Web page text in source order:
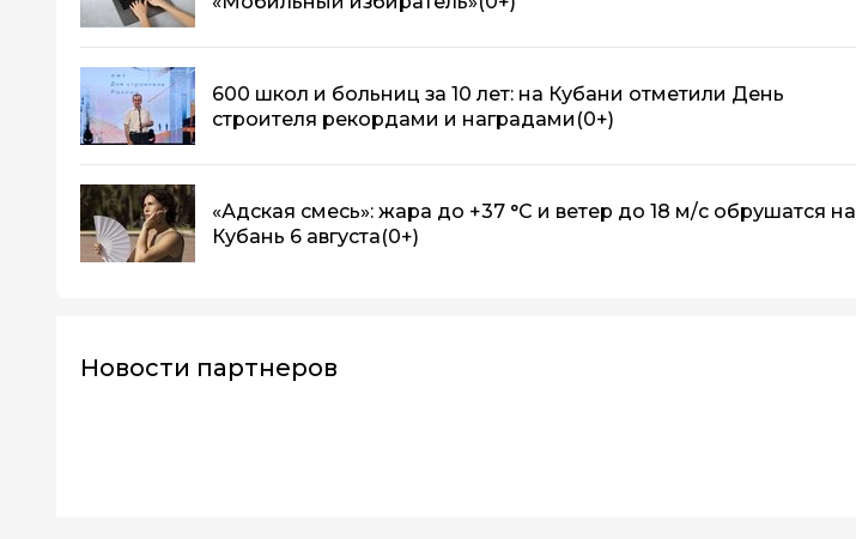
600 школ и больниц за 10 лет: на Кубани отметили День
строителя рекордами и наградами (0+)
«Адская смесь»: жара до +37 °C и ветер до 18 м/с обрушатся на
Кубань 6 августа(0+)
Новости партнеров